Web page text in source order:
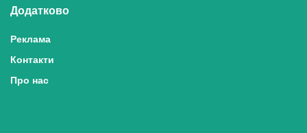
Додатково
Реклама
Контакти
Про нас